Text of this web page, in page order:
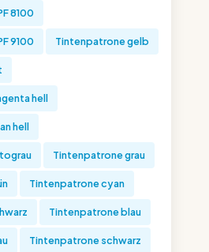
8100
9100 Tintenpatrone gelb
hell
hell
Tintenpatrone grau
Tintenpatrone cyan
Tintenpatrone blau
Tintenpatrone schwarz